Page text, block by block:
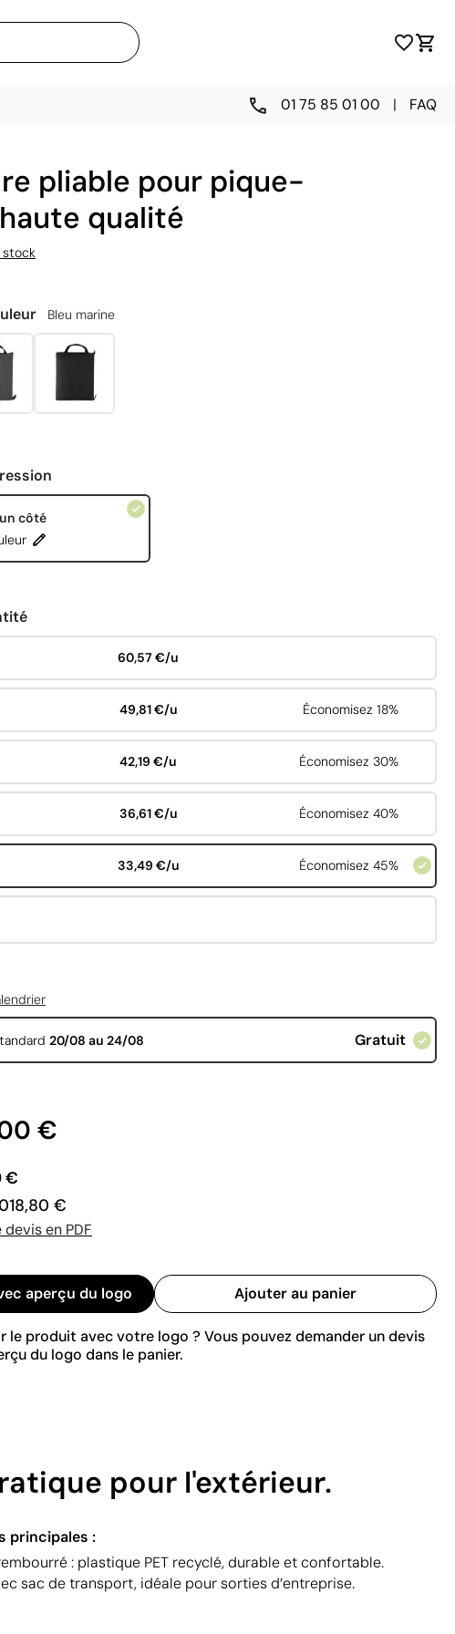
01 75 85 01 00 | FAQ
pliable pour pique-
qualité
stock
Bleu marine
côté
60,57 €/u
49,81 €/u Économisez 18%
42,19 €/u Économisez 30%
36,61 €/u Économisez 40%
33,49 €/u Économisez 45%
20/08 au 24/08 Gratuit
€
€
€
en PDF
aperçu du logo Ajouter au panier
le produit avec votre logo ? Vous pouvez demander un devis
du logo dans le panier.
pour l'extérieur.
principales :
: plastique PET recyclé, durable et confortable.
sac de transport, idéale pour sorties d’entreprise.